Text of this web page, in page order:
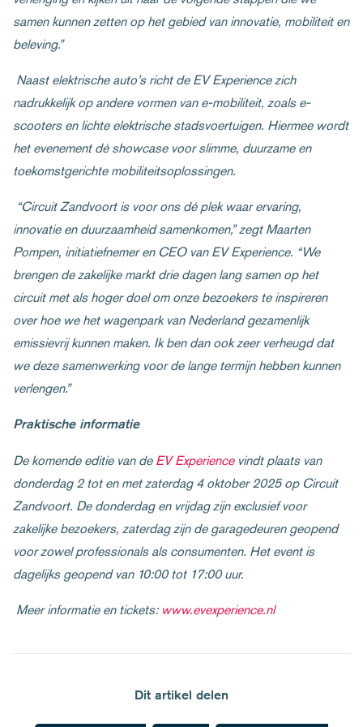
samen kunnen zetten op het gebied van innovatie, mobiliteit en
beleving.”
Naast elektrische auto’s richt de EV Experience zich
nadrukkelijk op andere vormen van e-mobiliteit, zoals e-
scooters en lichte elektrische stadsvoertuigen. Hiermee wordt
het evenement dé showcase voor slimme, duurzame en
toekomstgerichte mobiliteitsoplossingen.
“Circuit Zandvoort is voor ons dé plek waar ervaring,
innovatie en duurzaamheid samenkomen,” zegt Maarten
Pompen, initiatiefnemer en CEO van EV Experience. “We
brengen de zakelijke markt drie dagen lang samen op het
circuit met als hoger doel om onze bezoekers te inspireren
over hoe we het wagenpark van Nederland gezamenlijk
emissievrij kunnen maken. Ik ben dan ook zeer verheugd dat
we deze samenwerking voor de lange termijn hebben kunnen
verlengen.”
Praktische informatie
De komende editie van de EV Experiencevindt plaats van
donderdag 2 tot en met zaterdag 4 oktober 2025 op Circuit
Zandvoort. De donderdag en vrijdag zijn exclusief voor
zakelijke bezoekers, zaterdag zijn de garagedeuren geopend
voor zowel professionals als consumenten. Het event is
dagelijks geopend van 10:00 tot 17:00 uur.
Meer informatie en tickets: www.evexperience.nl
Dit artikel delen